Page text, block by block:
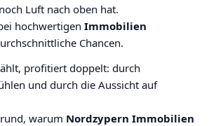
Luft nach oben hat.
hochwertigen Immobilien
Chancen.
profitiert doppelt: durch
und durch die Aussicht auf
warum Nordzypern Immobilien